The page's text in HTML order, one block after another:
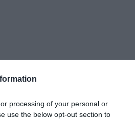
processing of your personal or
use the below opt-out section to